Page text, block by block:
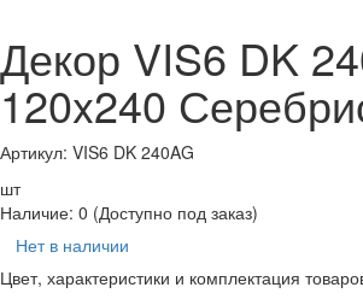
Декор VIS6 DK
120x240
Артикул: VIS6 DK 240AG
шт
Наличие: 0 (Доступно под заказ)
Нет в наличии
Цвет, характеристики и комплектация